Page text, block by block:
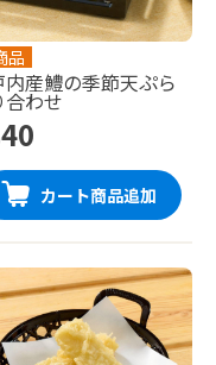
品
内産鱧の季節天ぷら
合わせ
カート商品追加